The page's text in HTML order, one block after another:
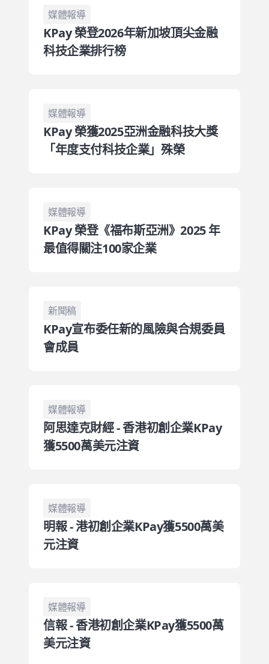
媒體報導
KPay 榮登2026年新加坡頂尖金融
科技企業排行榜
媒體報導
KPay 榮獲2025亞洲金融科技大獎
「年度支付科技企業」殊榮
媒體報導
KPay 榮登《福布斯亞洲》2025 年
最值得關注100家企業
新聞稿
KPay宣布委任新的風險與合規委員
會成員
媒體報導
阿思達克財經 - 香港初創企業KPay
獲5500萬美元注資
媒體報導
明報 - 港初創企業KPay獲5500萬美
元注資
媒體報導
信報 - 香港初創企業KPay獲5500萬
美元注資